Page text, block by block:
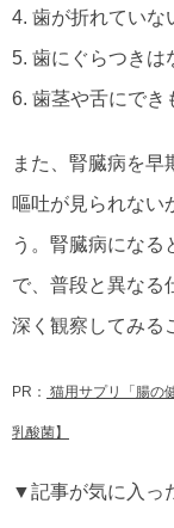
4. 歯が折れていな
5. 歯にぐらつきは
6. 歯茎や舌にでき
また、腎臓病を早
嘔吐が見られない
う。腎臓病になる
で、普段と異なる
深く観察してみる
PR： 猫用サプリ「腸の
乳酸菌】
▼記事が気に入っ